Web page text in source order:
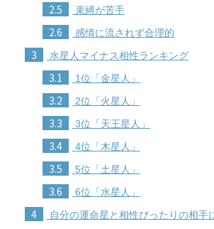
2.5 束縛が苦手
2.6 感情に流されず合理的
3 水星人マイナス相性ランキング
3.1 1位「金星人」
3.2 2位「火星人」
3.3 3位「天王星人」
3.4 4位「木星人」
3.5 5位「土星人」
3.6 6位「水星人」
4 自分の運命星と相性ぴったりの相手